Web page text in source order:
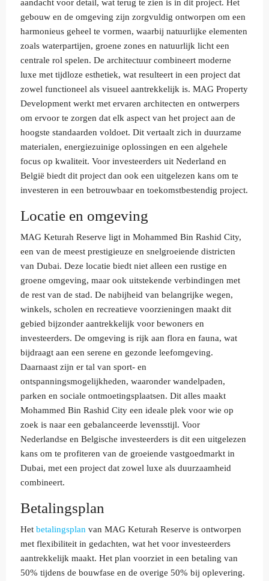
aandacht voor detail, wat terug te zien is in dit project. Het
gebouw en de omgeving zijn zorgvuldig ontworpen om een
harmonieus geheel te vormen, waarbij natuurlijke elementen
zoals waterpartijen, groene zones en natuurlijk licht een
centrale rol spelen. De architectuur combineert moderne
luxe met tijdloze esthetiek, wat resulteert in een project dat
zowel functioneel als visueel aantrekkelijk is. MAG Property
Development werkt met ervaren architecten en ontwerpers
om ervoor te zorgen dat elk aspect van het project aan de
hoogste standaarden voldoet. Dit vertaalt zich in duurzame
materialen, energiezuinige oplossingen en een algehele
focus op kwaliteit. Voor investeerders uit Nederland en
België biedt dit project dan ook een uitgelezen kans om te
investeren in een betrouwbaar en toekomstbestendig project.
Locatie en omgeving
MAG Keturah Reserve ligt in Mohammed Bin Rashid City,
een van de meest prestigieuze en snelgroeiende districten
van Dubai. Deze locatie biedt niet alleen een rustige en
groene omgeving, maar ook uitstekende verbindingen met
de rest van de stad. De nabijheid van belangrijke wegen,
winkels, scholen en recreatieve voorzieningen maakt dit
gebied bijzonder aantrekkelijk voor bewoners en
investeerders. De omgeving is rijk aan flora en fauna, wat
bijdraagt aan een serene en gezonde leefomgeving.
Daarnaast zijn er tal van sport- en
ontspanningsmogelijkheden, waaronder wandelpaden,
parken en sociale ontmoetingsplaatsen. Dit alles maakt
Mohammed Bin Rashid City een ideale plek voor wie op
zoek is naar een gebalanceerde levensstijl. Voor
Nederlandse en Belgische investeerders is dit een uitgelezen
kans om te profiteren van de groeiende vastgoedmarkt in
Dubai, met een project dat zowel luxe als duurzaamheid
combineert.
Betalingsplan
Het betalingsplan van MAG Keturah Reserve is ontworpen
met flexibiliteit in gedachten, wat het voor investeerders
aantrekkelijk maakt. Het plan voorziet in een betaling van
50% tijdens de bouwfase en de overige 50% bij oplevering.